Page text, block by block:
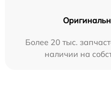
Более 20 тыс.
наличии на